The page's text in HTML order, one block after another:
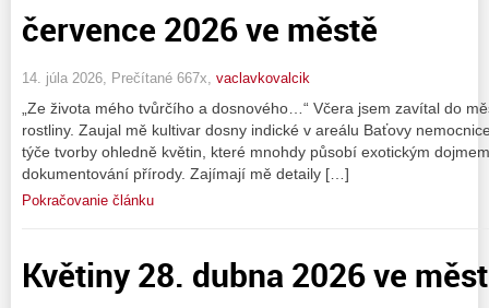
července 2026 ve městě
14. júla 2026, Prečítané 667x, vaclavkovalcik
„Ze života mého tvůrčího a dosnového…“ Včera jsem zavítal do
rostliny. Zaujal mě kultivar dosny indické v areálu Baťovy
týče tvorby ohledně květin, které mnohdy působí exotickým
dokumentování přírody. Zajímají mě detaily […]
Pokračovanie článku
Květiny 28. dubna 2026 ve